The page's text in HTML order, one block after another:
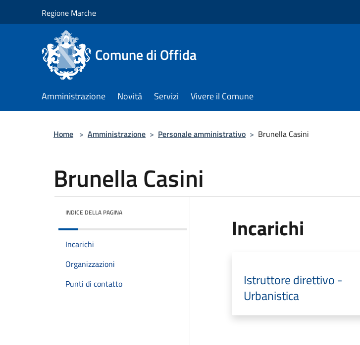
Regione Marche
Comune di Offida
Amministrazione Novità Servizi Vivere il Comune
Home > Amministrazione > Personale amministrativo > Brunella Casini
Brunella Casini
INDICE DELLA PAGINA
Incarichi
Organizzazioni
Punti di contatto
Incarichi
Istruttore direttivo -
Urbanistica